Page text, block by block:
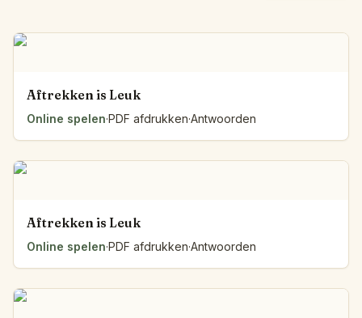
Aftrekken is Leuk
Online spelen·PDF afdrukken·Antwoorden
Aftrekken is Leuk
Online spelen·PDF afdrukken·Antwoorden